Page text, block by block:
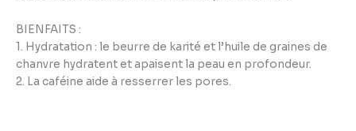
BIENFAITS :
1. Hydratation : le beurre de karité et l’huile de graines de
chanvre hydratent et apaisent la peau en profondeur.
2. La caféine aide à resserrer les pores.